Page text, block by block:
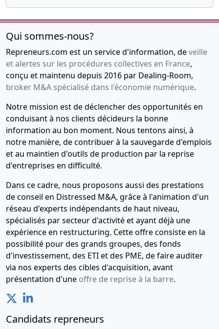
Qui sommes-nous?
Repreneurs.com est un service d'information, deveille
et alertes sur les procédures collectives en France,
conçu et maintenu depuis 2016 par Dealing-Room,
broker M&A spécialisé dans l'économie numérique.
Notre mission est de déclencher des opportunités en
conduisant à nos clients décideurs la bonne
information au bon moment. Nous tentons ainsi, à
notre manière, de contribuer à la sauvegarde d'emplois
et au maintien d'outils de production par la reprise
d'entreprises en difficulté.
Dans ce cadre, nous proposons aussi des prestations
de conseil en Distressed M&A, grâce à l'animation d'un
réseau d'experts indépendants de haut niveau,
spécialisés par secteur d'activité et ayant déjà une
expérience en restructuring. Cette offre consiste en la
possibilité pour des grands groupes, des fonds
d'investissement, des ETI et des PME, de faire auditer
via nos experts des cibles d'acquisition, avant
présentation d'une offre de reprise à la barre.
Candidats repreneurs